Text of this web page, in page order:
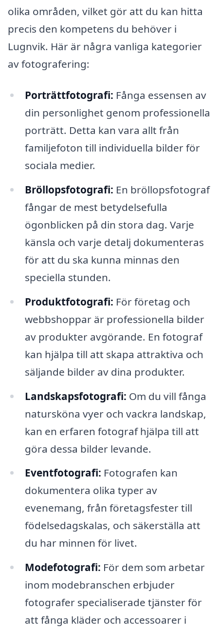
olika områden, vilket gör att du kan hitta
precis den kompetens du behöver i
Lugnvik. Här är några vanliga kategorier
av fotografering:
Porträttfotografi: Fånga essensen av
din personlighet genom professionella
porträtt. Detta kan vara allt från
familjefoton till individuella bilder för
sociala medier.
Bröllopsfotografi: En bröllopsfotograf
fångar de mest betydelsefulla
ögonblicken på din stora dag. Varje
känsla och varje detalj dokumenteras
för att du ska kunna minnas den
speciella stunden.
Produktfotografi: För företag och
webbshoppar är professionella bilder
av produkter avgörande. En fotograf
kan hjälpa till att skapa attraktiva och
säljande bilder av dina produkter.
Landskapsfotografi: Om du vill fånga
natursköna vyer och vackra landskap,
kan en erfaren fotograf hjälpa till att
göra dessa bilder levande.
Eventfotografi: Fotografen kan
dokumentera olika typer av
evenemang, från företagsfester till
födelsedagskalas, och säkerställa att
du har minnen för livet.
Modefotografi: För dem som arbetar
inom modebranschen erbjuder
fotografer specialiserade tjänster för
att fånga kläder och accessoarer i